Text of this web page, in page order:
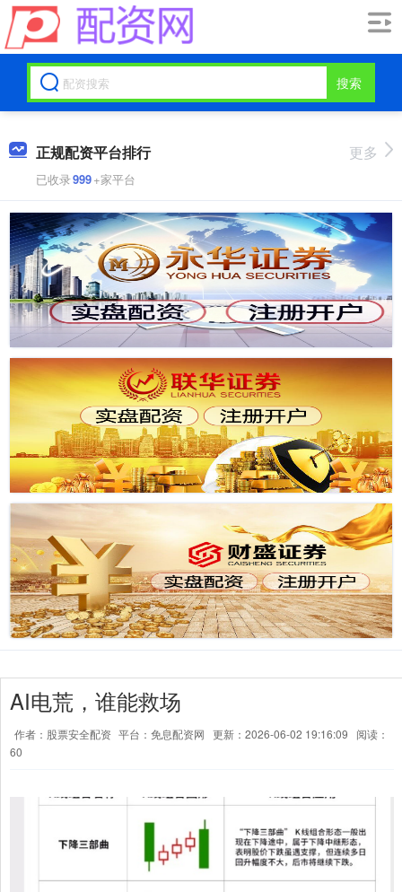
搜索
正规配资平台排行
已收录999+家平台
更多
AI电荒，谁能救场
作者：股票安全配资 平台：免息配资网 更新：2026-06-02 19:16:09
阅读：
60